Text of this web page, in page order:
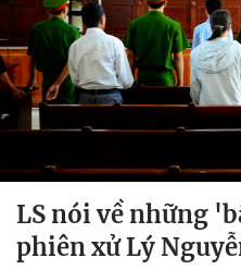
LS nói về những
phiên xử Lý